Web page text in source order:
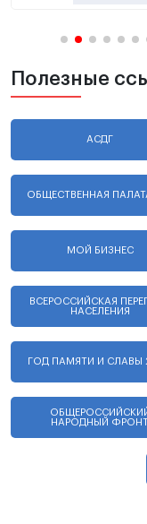
Полезные
АСДГ
ОБЩЕСТВЕННАЯ
МОЙ БИЗНЕС
ВСЕРОССИЙСКАЯ
НАСЕЛЕНИЯ
ГОД ПАМЯТИ И СЛАВЫ
НАРОДНЫЙ